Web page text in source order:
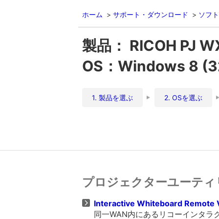
ホーム サポート・ダウンロード ソフ
製品： RICOH PJ
OS：Windows 8
1. 製品を選ぶ 2. OSを選ぶ
プロジェクターユーテ
Interactive Whiteboard Remote
同一WAN内にあるリコーインタ